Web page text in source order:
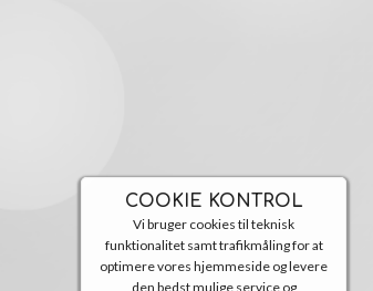
COOKIE KONTROL
Vi bruger cookies til teknisk
funktionalitet samt trafikmåling for at
optimere vores hjemmeside og levere
den bedst mulige service og